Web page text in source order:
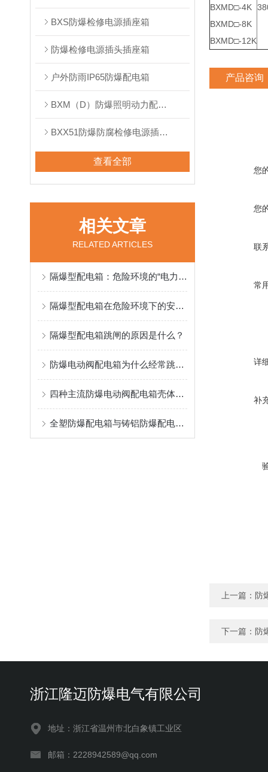
BXS防爆检修电源插座箱
防爆检修电源插头插座箱
户外防雨IP65防爆配电箱
BXM（D）防爆照明动力配电箱
BXX51防爆防腐检修电源插座箱
查看全部
相关文章
RELATED ARTICLES
隔爆型配电箱：危险环境的“电力安全卫士”
隔爆型配电箱在危险环境下的安全守护
隔爆型配电箱跳闸的原因是什么？
防爆电动阀配电箱为什么经常跳闸呢?
四种主流防爆电动阀配电箱壳体材质的选择以及优点介绍
全塑防爆配电箱与铸铝防爆配电箱的区别
BXMD□-4K
BXMD□-8K
BXMD□-12K
产品咨询
您
您
联
常
详
补
上一篇： 防
下一篇： 防
浙江隆迈防爆电气有限公司
地址：浙江省温州市北白象镇工业区
邮箱：2228942589@qq.com